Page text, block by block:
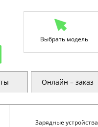
Выбрать модель
Онлайн – заказ
Зарядные устройства